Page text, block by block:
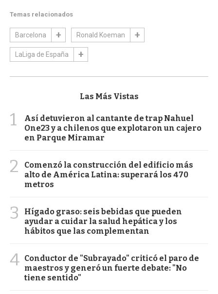
Temas relacionados
Barcelona Ronald Koeman
LaLiga de España
Las Más Vistas
1
Así detuvieron al cantante de trap Nahuel
One23 y a chilenos que explotaron un cajero
en Parque Miramar
2
Comenzó la construcción del edificio más
alto de América Latina: superará los 470
metros
3
Hígado graso: seis bebidas que pueden
ayudar a cuidar la salud hepática y los
hábitos que las complementan
4 Conductor de "Subrayado" criticó el paro de
maestros y generó un fuerte debate: "No
tiene sentido"